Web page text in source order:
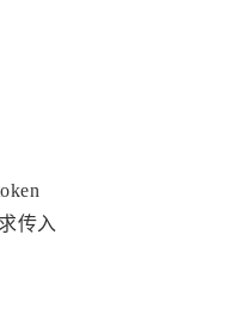
传入